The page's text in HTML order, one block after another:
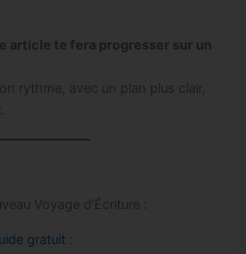
article te fera progresser sur un
rythme, avec un plan plus clair,
Voyage d’Écriture :
gratuit